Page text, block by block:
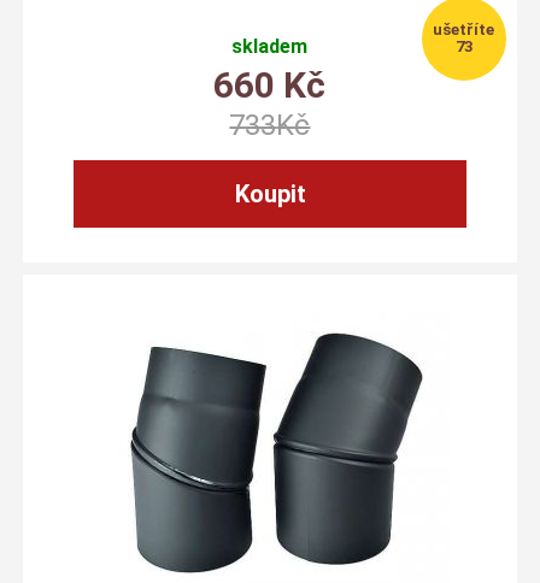
skladem
660 Kč
73
733Kč